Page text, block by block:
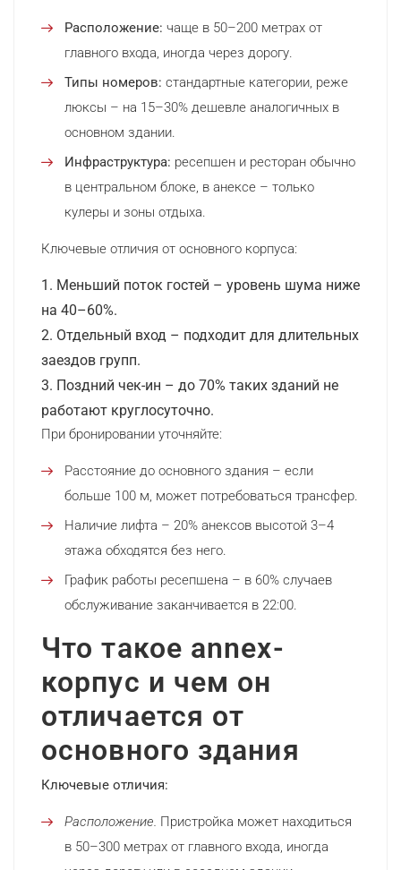
Расположение: чаще в 50–200 метрах от
главного входа, иногда через дорогу.
Типы номеров: стандартные категории, реже
люксы – на 15–30% дешевле аналогичных в
основном здании.
Инфраструктура: ресепшен и ресторан обычно
в центральном блоке, в анексе – только
кулеры и зоны отдыха.
Ключевые отличия от основного корпуса:
Меньший поток гостей – уровень шума ниже
на 40–60%.
Отдельный вход – подходит для длительных
заездов групп.
Поздний чек-ин – до 70% таких зданий не
работают круглосуточно.
При бронировании уточняйте:
Расстояние до основного здания – если
больше 100 м, может потребоваться трансфер.
Наличие лифта – 20% анексов высотой 3–4
этажа обходятся без него.
График работы ресепшена – в 60% случаев
обслуживание заканчивается в 22:00.
Что такое annex-
корпус и чем он
отличается от
основного здания
Ключевые отличия:
Расположение. Пристройка может находиться
в 50–300 метрах от главного входа, иногда